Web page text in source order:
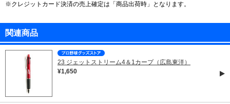
※クレジットカード決済の売上確定は「商品出荷時」となります。
関連商品
23 ジェットストリーム4＆1カープ（広島東洋）
¥1,650